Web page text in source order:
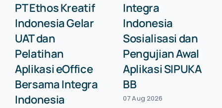
PT Ethos Kreatif
Indonesia Gelar
UAT dan
Pelatihan
Aplikasi eOffice
Bersama Integra
Indonesia
Integra
Indonesia
Sosialisasi dan
Pengujian Awal
Aplikasi SIPUKA
BB
07 Aug 2026